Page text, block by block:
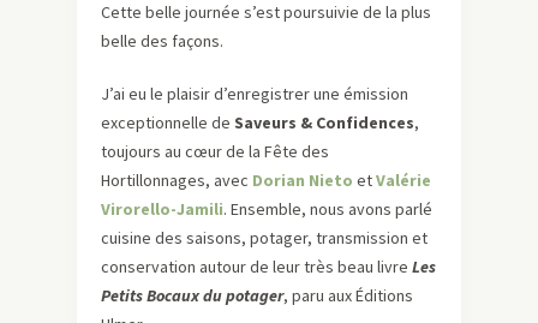
Cette belle journée s’est poursuivie de la plus
belle des façons.
J’ai eu le plaisir d’enregistrer une émission
exceptionnelle de Saveurs & Confidences,
toujours au cœur de la Fête des
Hortillonnages, avec Dorian Nieto etValérie
Virorello-Jamili. Ensemble, nous avons parlé
cuisine des saisons, potager, transmission et
conservation autour de leur très beau livre Les
Petits Bocaux du potager, paru aux Éditions